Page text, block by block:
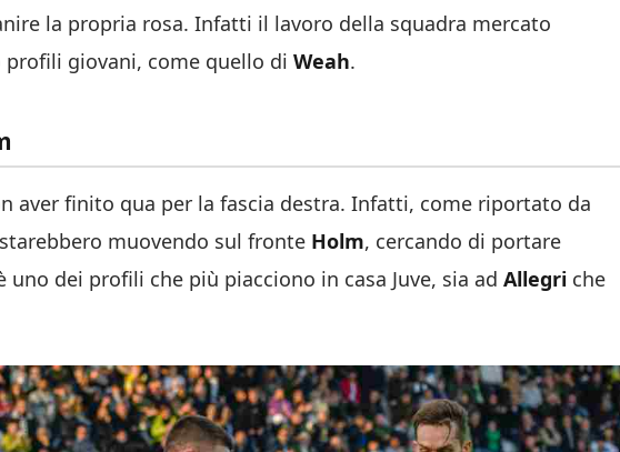
la propria rosa. Infatti il lavoro della squadra mercato
giovani, come quello di Weah.
aver finito qua per la fascia destra. Infatti, come riportato da
muovendo sul fronte Holm, cercando di portare
uno dei profili che più piacciono in casa Juve, sia ad Allegri che